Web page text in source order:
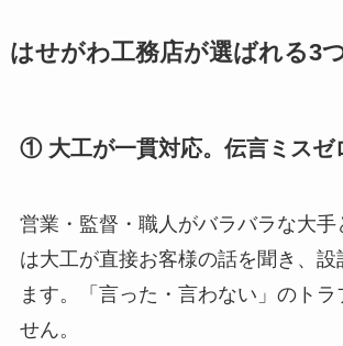
はせがわ工務店が選ばれる3
① 大工が一貫対応。伝言ミスゼ
営業・監督・職人がバラバラな大手
は大工が直接お客様の話を聞き、設
ます。「言った・言わない」のトラ
せん。